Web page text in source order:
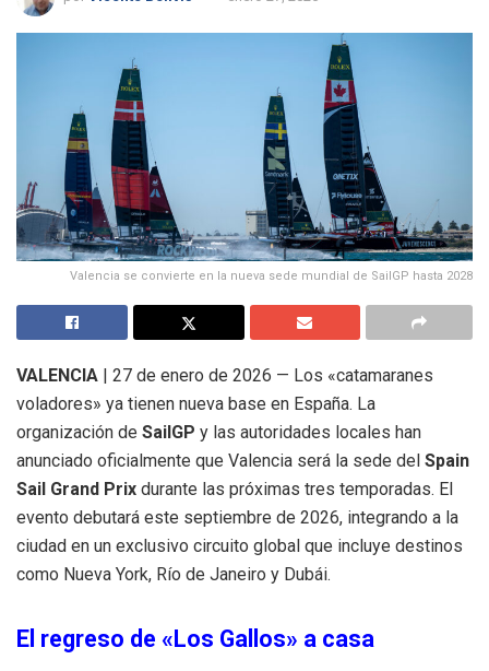
Valencia se convierte en la nueva sede mundial de SailGP hasta 2028
VALENCIA | 27 de enero de 2026 — Los «catamaranes
voladores» ya tienen nueva base en España. La
organización de SailGP y las autoridades locales han
anunciado oficialmente que Valencia será la sede del Spain
Sail Grand Prix durante las próximas tres temporadas. El
evento debutará este septiembre de 2026, integrando a la
ciudad en un exclusivo circuito global que incluye destinos
como Nueva York, Río de Janeiro y Dubái.
El regreso de «Los Gallos» a casa